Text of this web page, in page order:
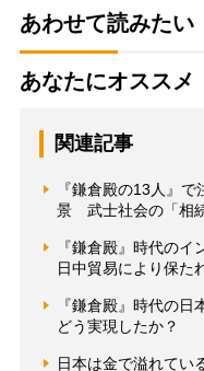
あわせて読みたい
あなたにオススメ
関連記事
『鎌倉殿の13人』
景 武士社会の「相
『鎌倉殿』時代の
日中貿易により保た
『鎌倉殿』時代の
どう実現したか？
日本は金で溢れてい